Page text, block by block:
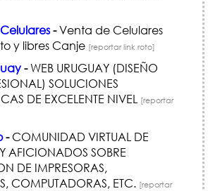
-Venta de Celulares
y libres Canje [reportar link roto]
-WEB URUGUAY (DISEÑO
SOLUCIONES
DE EXCELENTE NIVEL [reportar
-COMUNIDAD VIRTUAL DE
AFICIONADOS SOBRE
DE IMPRESORAS,
COMPUTADORAS, ETC. [reportar